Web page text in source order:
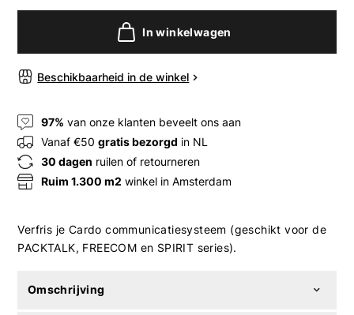
In winkelwagen
Beschikbaarheid in de winkel
97% van onze klanten beveelt ons aan
Vanaf €50gratis bezorgd in NL
30 dagen ruilen of retourneren
Ruim 1.300 m2 winkel in Amsterdam
Verfris je Cardo communicatiesysteem (geschikt voor de
PACKTALK, FREECOM en SPIRIT series).
Omschrijving